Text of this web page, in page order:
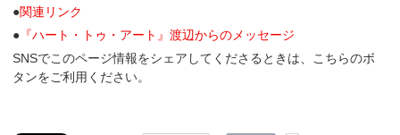
●関連リンク
● 『ハート・トゥ・アート』渡辺からのメッセージ
SNSでこのページ情報をシェアしてくださるときは、こちらのボ
タンをご利用ください。